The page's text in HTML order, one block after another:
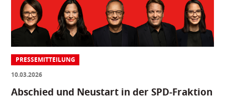
PRESSEMITTEILUNG
10.03.2026
Abschied und Neustart in der SPD-Fraktion